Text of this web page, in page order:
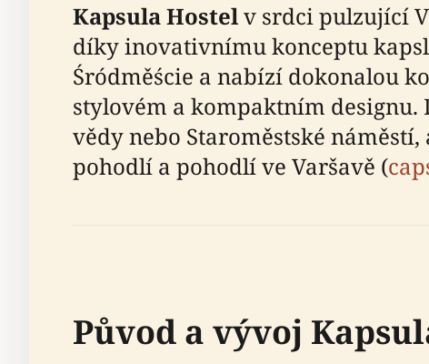
Kapsula Hostelv srdci pulzující
díky inovativnímu konceptu
Śródměście a nabízí dokonalou
stylovém a kompaktním designu.
vědy nebo Staroměstské
pohodlí a pohodlí ve Varšavě (
Původ a vývoj